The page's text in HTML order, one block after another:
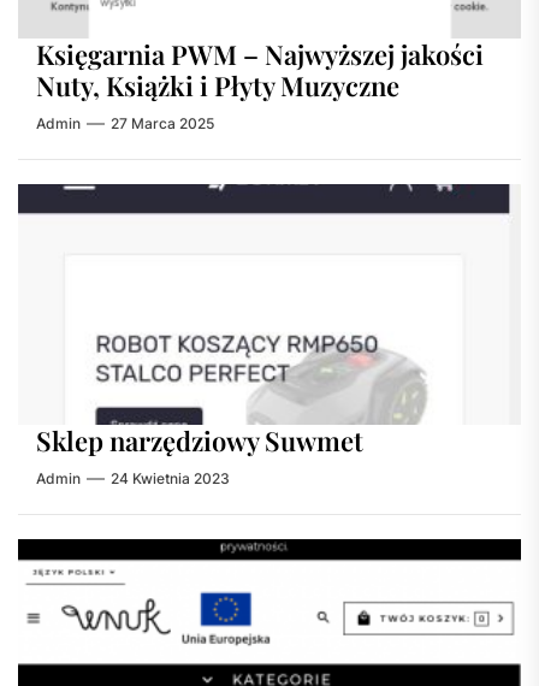
Księgarnia PWM – Najwyższej jakości
Nuty, Książki i Płyty Muzyczne
Admin 27 Marca 2025
Sklep narzędziowy Suwmet
Admin 24 Kwietnia 2023